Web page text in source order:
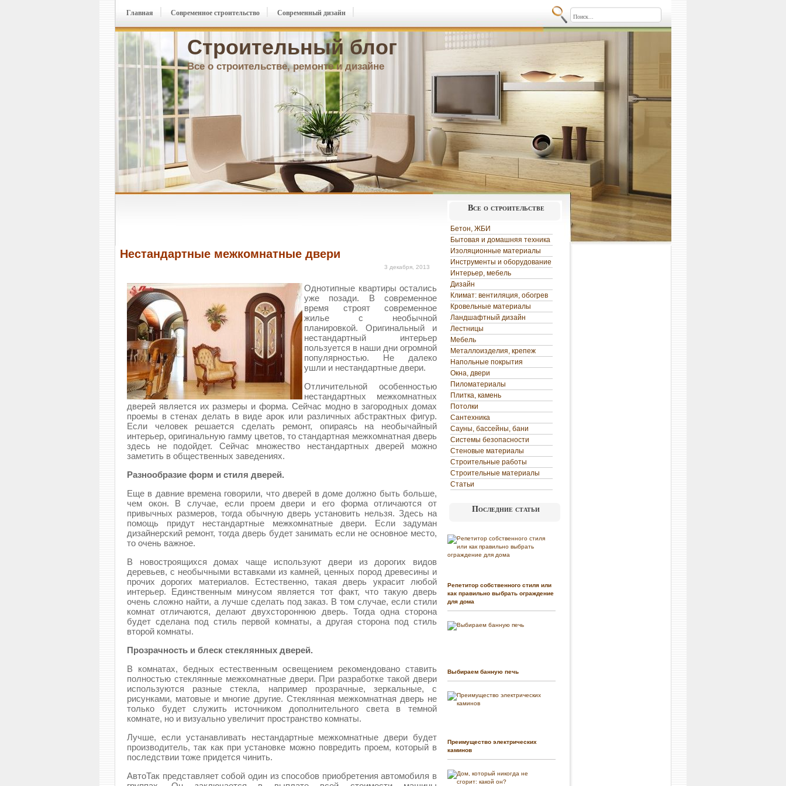
Строительный блог
Все о строительстве, ремонте и дизайне
Главная Современное строительство Современный дизайн
Нестандартные межкомнатные двери
3 декабря, 2013
Однотипные квартиры остались
уже позади. В современное
время строят современное
жилье с необычной
планировкой. Оригинальный и
нестандартный интерьер
пользуется в наши дни огромной
популярностью. Не далеко
ушли и нестандартные двери.
Отличительной особенностью
нестандартных межкомнатных
дверей является их размеры и форма. Сейчас модно в загородных домах
проемы в стенах делать в виде арок или различных абстрактных фигур.
Если человек решается сделать ремонт, опираясь на необычайный
интерьер, оригинальную гамму цветов, то стандартная межкомнатная дверь
здесь не подойдет. Сейчас множество нестандартных дверей можно
заметить в общественных заведениях.
Разнообразие форм и стиля дверей.
Еще в давние времена говорили, что дверей в доме должно быть больше,
чем окон. В случае, если проем двери и его форма отличаются от
привычных размеров, тогда обычную дверь установить нельзя. Здесь на
помощь придут нестандартные межкомнатные двери. Если задуман
дизайнерский ремонт, тогда дверь будет занимать если не основное место,
то очень важное.
В новостроящихся домах чаще используют двери из дорогих видов
деревьев, с необычными вставками из камней, ценных пород древесины и
прочих дорогих материалов. Естественно, такая дверь украсит любой
интерьер. Единственным минусом является тот факт, что такую дверь
очень сложно найти, а лучше сделать под заказ. В том случае, если стили
комнат отличаются, делают двухстороннюю дверь. Тогда одна сторона
будет сделана под стиль первой комнаты, а другая сторона под стиль
второй комнаты.
Прозрачность и блеск стеклянных дверей.
В комнатах, бедных естественным освещением рекомендовано ставить
полностью стеклянные межкомнатные двери. При разработке такой двери
используются разные стекла, например прозрачные, зеркальные, с
рисунками, матовые и многие другие. Стеклянная межкомнатная дверь не
только будет служить источником дополнительного света в темной
комнате, но и визуально увеличит пространство комнаты.
Лучше, если устанавливать нестандартные межкомнатные двери будет
производитель, так как при установке можно повредить проем, который в
последствии тоже придется чинить.
АвтоТак представляет собой один из способов приобретения автомобиля в
Все о строительстве
Бетон, ЖБИ
Бытовая и домашняя техника
Изоляционные материалы
Инструменты и оборудование
Интерьер, мебель
Дизайн
Климат: вентиляция, обогрев
Кровельные материалы
Ландшафтный дизайн
Лестницы
Мебель
Металлоизделия, крепеж
Напольные покрытия
Окна, двери
Пиломатериалы
Плитка, камень
Потолки
Сантехника
Сауны, бассейны, бани
Системы безопасности
Стеновые материалы
Строительные работы
Строительные материалы
Статьи
Последние статьи
Репетитор собственного стиля или
как правильно выбрать ограждение
для дома
Выбираем банную печь
Преимущество электрических
каминов